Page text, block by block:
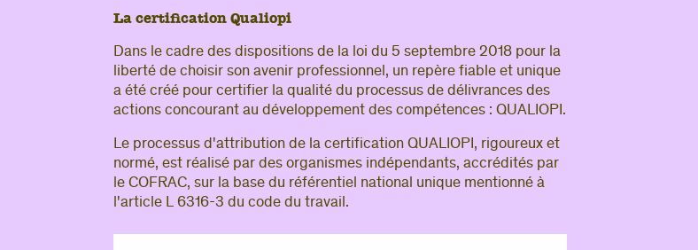
La certification Qualiopi
Dans le cadre des dispositions de la loi du 5 septembre 2018 pour la
liberté de choisir son avenir professionnel, un repère fiable et unique
a été créé pour certifier la qualité du processus de délivrances des
actions concourant au développement des compétences : QUALIOPI.
Le processus d'attribution de la certification QUALIOPI, rigoureux et
normé, est réalisé par des organismes indépendants, accrédités par
le COFRAC, sur la base du référentiel national unique mentionné à
l'article L 6316-3 du code du travail.